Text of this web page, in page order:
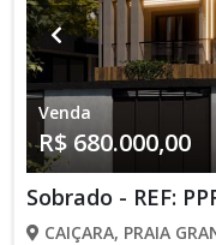
Venda
R$ 680.000,00
Sobrado - REF:
CAIÇARA, PRAIA